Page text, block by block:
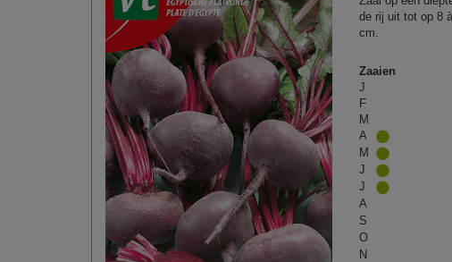
de rij uit tot op 8
cm.
Zaaien
J
F
M
A
M
J
J
A
S
O
N